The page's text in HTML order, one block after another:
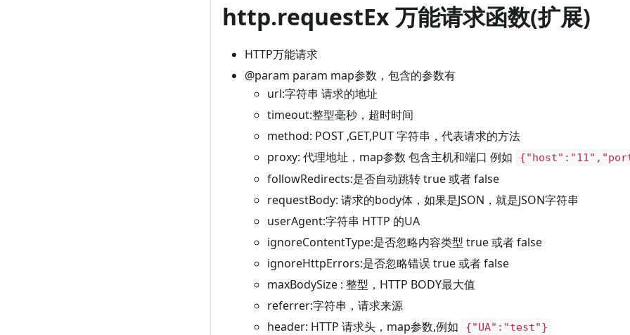
http.requestEx 万能请求函数(扩展)
HTTP万能请求
@param param map参数，包含的参数有
url:字符串 请求的地址
timeout:整型毫秒，超时时间
method: POST ,GET,PUT 字符串，代表请求的方法
proxy: 代理地址，map参数 包含主机和端口 例如
followRedirects:是否自动跳转 true 或者 false
requestBody: 请求的body体，如果是JSON，就是JSON字符串
userAgent:字符串 HTTP 的UA
ignoreContentType:是否忽略内容类型 true 或者 false
ignoreHttpErrors:是否忽略错误 true 或者 false
maxBodySize : 整型，HTTP BODY最大值
referrer:字符串，请求来源
header: HTTP 请求头，map参数,例如
{"UA":"test"}